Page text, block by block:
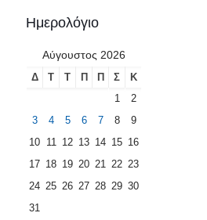
Ημερολόγιο
Αύγουστος 2026
Δ Τ Τ Π Π Σ
Κ
1
2
3
4 5 6 7 8
9
10 11 12 13 14 15 16
17 18 19 20 21 22 23
24 25 26 27 28 29 30
31